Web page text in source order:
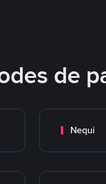
de
Nequi